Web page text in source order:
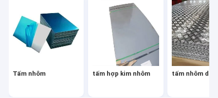
Tấm nhôm tấm hợp kim nhôm tấm nhôm dập